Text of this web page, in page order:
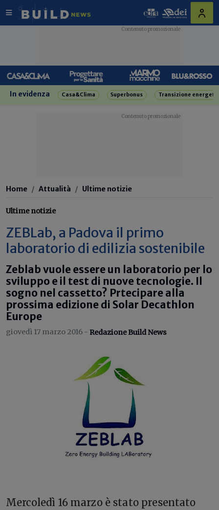
In evidenza Casa&Clima Superbonus Transizione
Home Attualità Ultime notizie
Ultime notizie
ZEBLab, a Padova il primo
laboratorio di edilizia sostenibile
Zeblab vuole essere un laboratorio per lo
sviluppo e il test di nuove tecnologie. Il
sogno nel cassetto? Prtecipare alla
prossima edizione di Solar Decathlon
Europe
giovedì 17 marzo 2016 - Redazione Build News
Mercoledì 16 marzo è stato presentato